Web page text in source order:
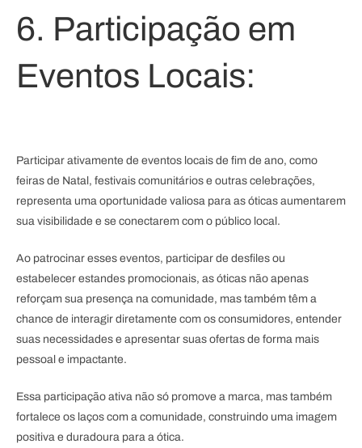
6. Participação em
Eventos Locais:
Participar ativamente de eventos locais de fim de ano, como
feiras de Natal, festivais comunitários e outras celebrações,
representa uma oportunidade valiosa para as óticas aumentarem
sua visibilidade e se conectarem com o público local.
Ao patrocinar esses eventos, participar de desfiles ou
estabelecer estandes promocionais, as óticas não apenas
reforçam sua presença na comunidade, mas também têm a
chance de interagir diretamente com os consumidores, entender
suas necessidades e apresentar suas ofertas de forma mais
pessoal e impactante.
Essa participação ativa não só promove a marca, mas também
fortalece os laços com a comunidade, construindo uma imagem
positiva e duradoura para a ótica.